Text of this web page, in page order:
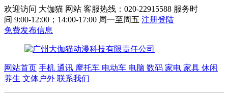
欢迎访问 大伽猫 网站 客服热线：020-22915588 服务时
间 9:00-12:00；14:00-17:00 周一至周五 注册登陆
免费发布信息
网站首页 手机 通讯 摩托车 电动车 电脑 数码 家电 家具 休闲
养生 文体户外 联系我们